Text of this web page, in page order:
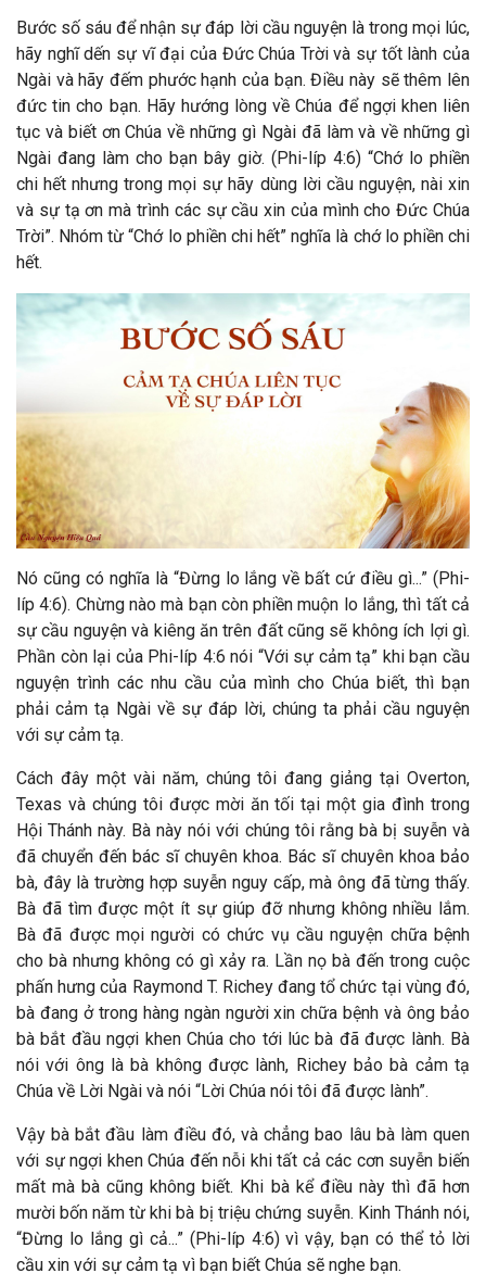
Bước số sáu để nhận sự đáp lời cầu nguyện là trong mọi lúc,
hãy nghĩ dến sự vĩ đại của Đức Chúa Trời và sự tốt lành của
Ngài và hãy đếm phước hạnh của bạn. Điều này sẽ thêm lên
đức tin cho bạn. Hãy hướng lòng về Chúa để ngợi khen liên
tục và biết ơn Chúa về những gì Ngài đã làm và về những gì
Ngài đang làm cho bạn bây giờ. (Phi-líp 4:6) “Chớ lo phiền
chi hết nhưng trong mọi sự hãy dùng lời cầu nguyện, nài xin
và sự tạ ơn mà trình các sự cầu xin của mình cho Đức Chúa
Trời”. Nhóm từ “Chớ lo phiền chi hết” nghĩa là chớ lo phiền chi
hết.
Nó cũng có nghĩa là “Đừng lo lắng về bất cứ điều gì...” (Phi-
líp 4:6). Chừng nào mà bạn còn phiền muộn lo lắng, thì tất cả
sự cầu nguyện và kiêng ăn trên đất cũng sẽ không ích lợi gì.
Phần còn lại của Phi-líp 4:6 nói “Với sự cảm tạ” khi bạn cầu
nguyện trình các nhu cầu của mình cho Chúa biết, thì bạn
phải cảm tạ Ngài về sự đáp lời, chúng ta phải cầu nguyện
với sự cảm tạ.
Cách đây một vài năm, chúng tôi đang giảng tại Overton,
Texas và chúng tôi được mời ăn tối tại một gia đình trong
Hội Thánh này. Bà này nói với chúng tôi rằng bà bị suyễn và
đã chuyển đến bác sĩ chuyên khoa. Bác sĩ chuyên khoa bảo
bà, đây là trường hợp suyễn nguy cấp, mà ông đã từng thấy.
Bà đã tìm được một ít sự giúp đỡ nhưng không nhiều lắm.
Bà đã được mọi người có chức vụ cầu nguyện chữa bệnh
cho bà nhưng không có gì xảy ra. Lần nọ bà đến trong cuộc
phấn hưng của Raymond T. Richey đang tổ chức tại vùng đó,
bà đang ở trong hàng ngàn người xin chữa bệnh và ông bảo
bà bắt đầu ngợi khen Chúa cho tới lúc bà đã được lành. Bà
nói với ông là bà không được lành, Richey bảo bà cảm tạ
Chúa về Lời Ngài và nói “Lời Chúa nói tôi đã được lành”.
Vậy bà bắt đầu làm điều đó, và chẳng bao lâu bà làm quen
với sự ngợi khen Chúa đến nỗi khi tất cả các cơn suyễn biến
mất mà bà cũng không biết. Khi bà kể điều này thì đã hơn
mười bốn năm từ khi bà bị triệu chứng suyễn. Kinh Thánh nói,
“Đừng lo lắng gì cả...” (Phi-líp 4:6) vì vậy, bạn có thể tỏ lời
cầu xin với sự cảm tạ vì bạn biết Chúa sẽ nghe bạn.